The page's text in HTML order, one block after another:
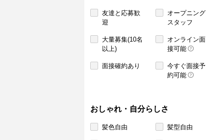
友達と応募歓
迎
オープニング
スタッフ
大量募集(10名
以上)
オンライン面
接可能
面接確約あり
今すぐ面接予
約可能
おしゃれ・自分らしさ
髪色自由 髪型自由